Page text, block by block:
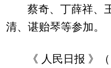
蔡奇、丁薛祥、
清、谌贻琴等参加。
《 人民日报 》